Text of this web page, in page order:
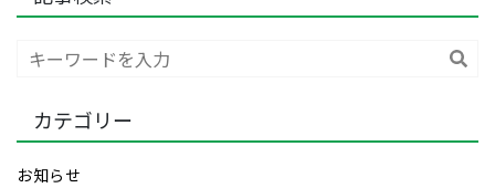
カテゴリー
お知らせ